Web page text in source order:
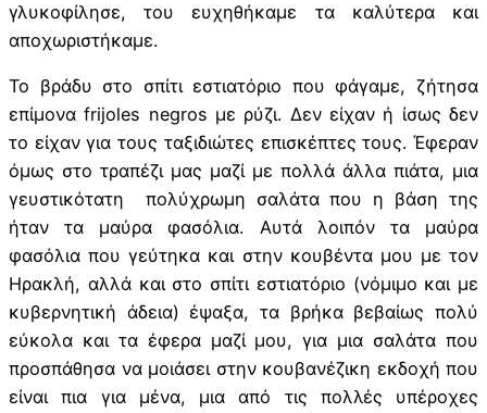
γλυκοφίλησε, του ευχηθήκαμε τα καλύτερα και
αποχωριστήκαμε.
Το βράδυ στο σπίτι εστιατόριο που φάγαμε, ζήτησα
επίμονα frijoles negros με ρύζι. Δεν είχαν ή ίσως δεν
το είχαν για τους ταξιδιώτες επισκέπτες τους. Έφεραν
όμως στο τραπέζι μας μαζί με πολλά άλλα πιάτα, μια
γευστικότατη πολύχρωμη σαλάτα που η βάση της
ήταν τα μαύρα φασόλια. Αυτά λοιπόν τα μαύρα
φασόλια που γεύτηκα και στην κουβέντα μου με τον
Ηρακλή, αλλά και στο σπίτι εστιατόριο (νόμιμο και με
κυβερνητική άδεια) έψαξα, τα βρήκα βεβαίως πολύ
εύκολα και τα έφερα μαζί μου, για μια σαλάτα που
προσπάθησα να μοιάσει στην κουβανέζικη εκδοχή που
είναι πια για μένα, μια από τις πολλές υπέροχες